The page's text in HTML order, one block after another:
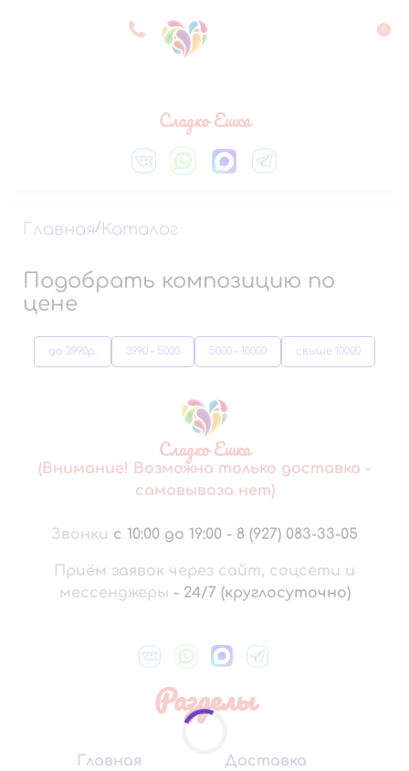
8 927 083 33 05 0
Сладко Ешка
Главная/ Каталог
Подобрать композицию по
цене
до 3990р. 3990 – 5000 5000 – 10000 свыше 10000
Сладко Ешка
(Внимание! Возможна только доставка -
самовывоза нет)
Звонки с 10:00 до 19:00 - 8 (927) 083-33-05
Приём заявок через сайт, соцсети и
мессенджеры - 24/7 (круглосуточно)
Разделы
Главная
Доставка